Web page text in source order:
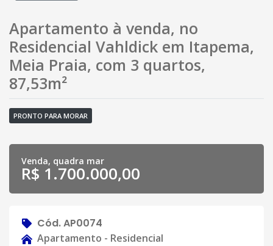
Apartamento à venda, no
Residencial Vahldick em Itapema,
Meia Praia, com 3 quartos,
87,53m²
PRONTO PARA MORAR
Venda, quadra mar
R$ 1.700.000,00
Cód. AP0074
Apartamento - Residencial